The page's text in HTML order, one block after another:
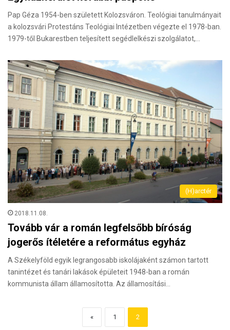
Pap Géza 1954-ben született Kolozsváron. Teológiai tanulmányait
a kolozsvári Protestáns Teológiai Intézetben végezte el 1978-ban.
1979-től Bukarestben teljesített segédlelkészi szolgálatot,…
(H)arctér
2018.11.08.
Tovább vár a román legfelsőbb bíróság
jogerős ítéletére a református egyház
A Székelyföld egyik legrangosabb iskolájaként számon tartott
tanintézet és tanári lakások épületeit 1948-ban a román
kommunista állam államosította. Az államosítási…
« 1 2